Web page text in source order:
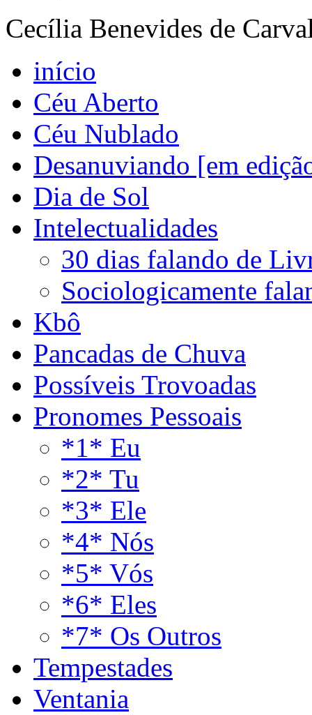
Cecília Benevides de
início
Céu Aberto
Céu Nublado
Desanuviando [em
Dia de Sol
Intelectualidades
30 dias falando de
Sociologicamente
Kbô
Pancadas de Chuva
Possíveis Trovoadas
Pronomes Pessoais
*1* Eu
*2* Tu
*3* Ele
*4* Nós
*5* Vós
*6* Eles
*7* Os Outros
Tempestades
Ventania